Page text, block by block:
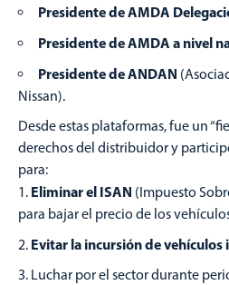
Presidente de AMDA
Presidente de AMDA a nivel
Presidente de ANDAN
Nissan).
Desde estas plataformas, fue un
derechos del distribuidor y
para:
Eliminar el ISAN (Impuesto
para bajar el precio de los
Evitar la incursión de vehículos
Luchar por el sector durante